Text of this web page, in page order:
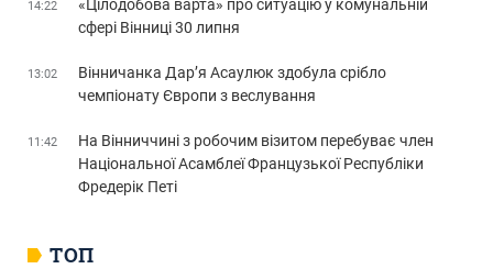
ТОП
14:22
«Цілодобова варта» про ситуацію у комунальній
сфері Вінниці 30 липня
13:02
Вінничанка Дар’я Асаулюк здобула срібло
чемпіонату Європи з веслування
11:42
На Вінниччині з робочим візитом перебуває член
Національної Асамблеї Французької Республіки
Фредерік Петі